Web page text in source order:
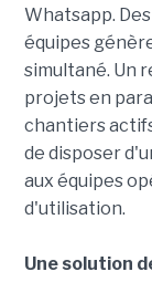
Whatsapp.
équipes
simultané. Un
projets en
chantiers
de disposer
aux équipes
d'utilisation.
Une solution